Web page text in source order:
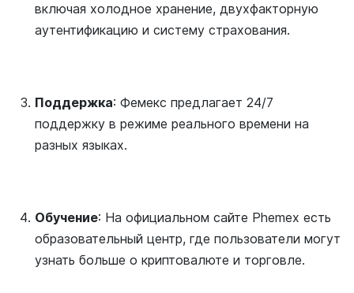
включая холодное хранение, двухфакторную
аутентификацию и систему страхования.
Поддержка: Фемекс предлагает 24/7
поддержку в режиме реального времени на
разных языках.
Обучение: На официальном сайте Phemex есть
образовательный центр, где пользователи могут
узнать больше о криптовалюте и торговле.